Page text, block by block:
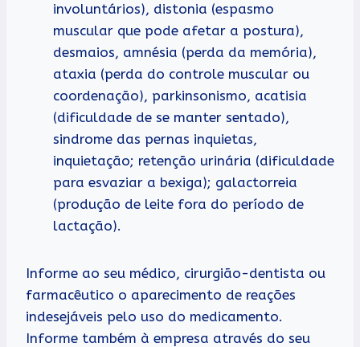
involuntários), distonia (espasmo
muscular que pode afetar a postura),
desmaios, amnésia (perda da memória),
ataxia (perda do controle muscular ou
coordenação), parkinsonismo, acatisia
(dificuldade de se manter sentado),
sindrome das pernas inquietas,
inquietação; retenção urinária (dificuldade
para esvaziar a bexiga); galactorreia
(produção de leite fora do período de
lactação).
Informe ao seu médico, cirurgião-dentista ou
farmacêutico o aparecimento de reações
indesejáveis pelo uso do medicamento.
Informe também à empresa através do seu